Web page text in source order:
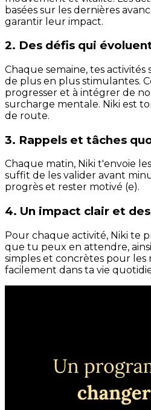
basées sur les dernières
garantir leur impact.
2. Des défis qui
Chaque semaine, tes
de plus en plus stimulantes.
progresser et à intégrer de
surcharge mentale. Niki est
de route.
3. Rappels et tâches
Chaque matin, Niki t'envoie
suffit de les valider avant
progrès et rester motivé (e).
4. Un impact clair et
Pour chaque activité, Niki te
que tu peux en attendre,
simples et concrètes pour
facilement dans ta vie